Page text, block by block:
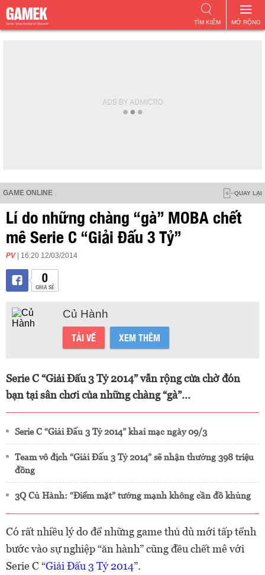
MỞ RỘNG
TÌM KIẾM
GAME ONLINE QUAY LẠI
Lí do những chàng “gà” MOBA chết
mê Serie C “Giải Đấu 3 Tỷ”
PV | 16:20 12/03/2014
0
CHIA SẺ
Củ Hành
TẢI VỀ XEM THÊM
Serie C “Giải Đấu 3 Tỷ 2014” vẫn rộng cửa chờ đón
bạn tại sân chơi của những chàng “gà”...
Serie C “Giải Đấu 3 Tỷ 2014” khai mạc ngày 09/3
Team vô địch “Giải Đấu 3 Tỷ 2014” sẽ nhận thưởng 398 triệu
đồng
3Q Củ Hành: “Điểm mặt” tướng mạnh không cần đồ khủng
Có rất nhiều lý do để những game thủ dù mới tấp tểnh
bước vào sự nghiệp “ăn hành” cũng đều chết mê với
Serie C “Giải Đấu 3 Tỷ 2014”.